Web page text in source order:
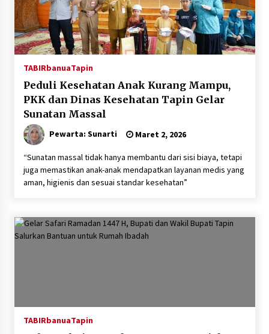
TABIRbanuaTapin
Peduli Kesehatan Anak Kurang Mampu,
PKK dan Dinas Kesehatan Tapin Gelar
Sunatan Massal
Pewarta: Sunarti Maret 2, 2026
“Sunatan massal tidak hanya membantu dari sisi biaya, tetapi
juga memastikan anak-anak mendapatkan layanan medis yang
aman, higienis dan sesuai standar kesehatan”
TABIRbanuaTapin